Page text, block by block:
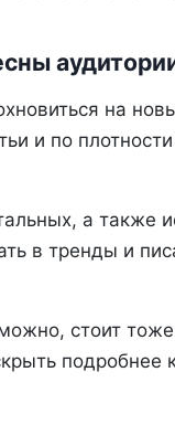
на
и по
а также
в тренды и
стоит
подробнее